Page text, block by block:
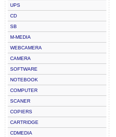
UPS
CD
SB
M-MEDIA
WEBCAMERA
CAMERA
SOFTWARE
NOTEBOOK
COMPUTER
SCANER
COPIERS
CARTRIDGE
CDMEDIA